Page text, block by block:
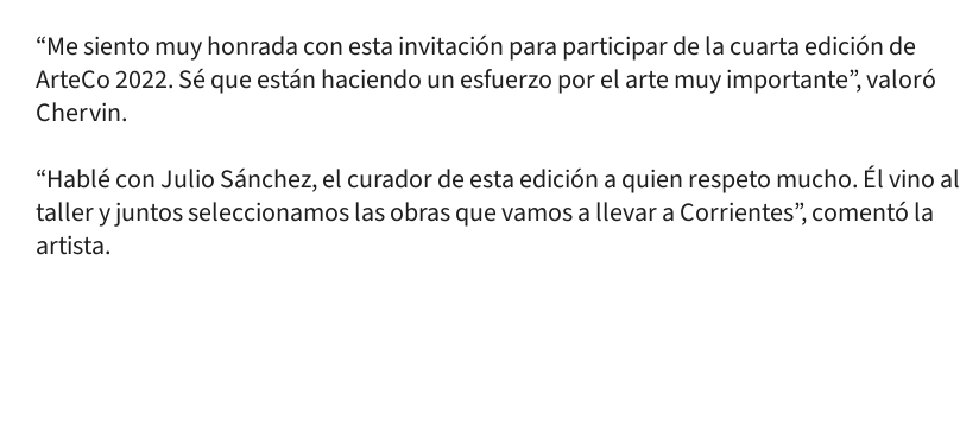
“Me siento muy honrada con esta invitación para participar de la cuarta edición de
ArteCo 2022. Sé que están haciendo un esfuerzo por el arte muy importante”, valoró
Chervin.
“Hablé con Julio Sánchez, el curador de esta edición a quien respeto mucho. Él vino al
taller y juntos seleccionamos las obras que vamos a llevar a Corrientes”, comentó la
artista.